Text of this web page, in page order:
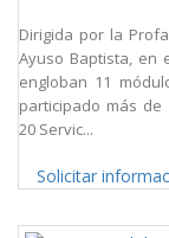
Dirigida por la
Ayuso Baptista, en
engloban 11
participado más
20 Servic...
Solicitar